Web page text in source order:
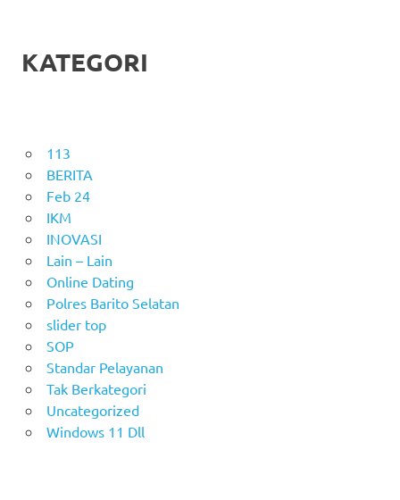
KATEGORI
113
BERITA
Feb 24
IKM
INOVASI
Lain – Lain
Online Dating
Polres Barito Selatan
slider top
SOP
Standar Pelayanan
Tak Berkategori
Uncategorized
Windows 11 Dll